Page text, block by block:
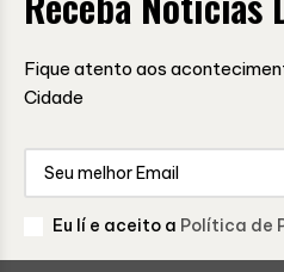
Fique atento aos
Cidade
Eu lí e aceito a Política de